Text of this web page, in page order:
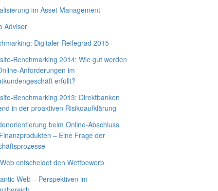
im Asset Management
Advisor
Digitaler Reifegrad 2015
Benchmarking 2014: Wie gut werden
Anforderungen im
erfüllt?
Benchmarking 2013: Direktbanken
in der proaktiven Risikoaufklärung
beim Online-Abschluss
– Eine Frage der
entscheidet den Wettbewerb
Web – Perspektiven im